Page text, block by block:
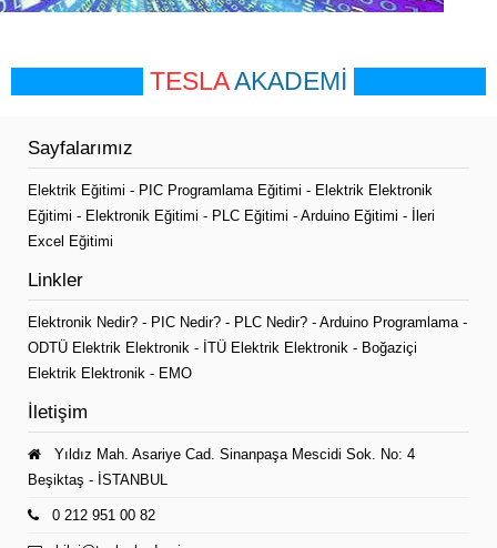
TESLAAKADEMİ
Sayfalarımız
Elektrik Eğitimi - PIC Programlama Eğitimi - Elektrik Elektronik
Eğitimi - Elektronik Eğitimi - PLC Eğitimi - Arduino Eğitimi -
İleri
Excel Eğitimi
Linkler
Elektronik Nedir? - PIC Nedir? - PLC Nedir? - Arduino Programlama-
ODTÜ Elektrik Elektronik - İTÜ Elektrik Elektronik - Boğaziçi
Elektrik Elektronik - EMO
İletişim
Yıldız Mah. Asariye Cad. Sinanpaşa Mescidi Sok. No: 4
Beşiktaş - İSTANBUL
0 212 951 00 82